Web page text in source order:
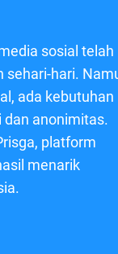
sosial telah
sehari-hari.
ada kebutuhan
dan anonimitas.
platform
menarik